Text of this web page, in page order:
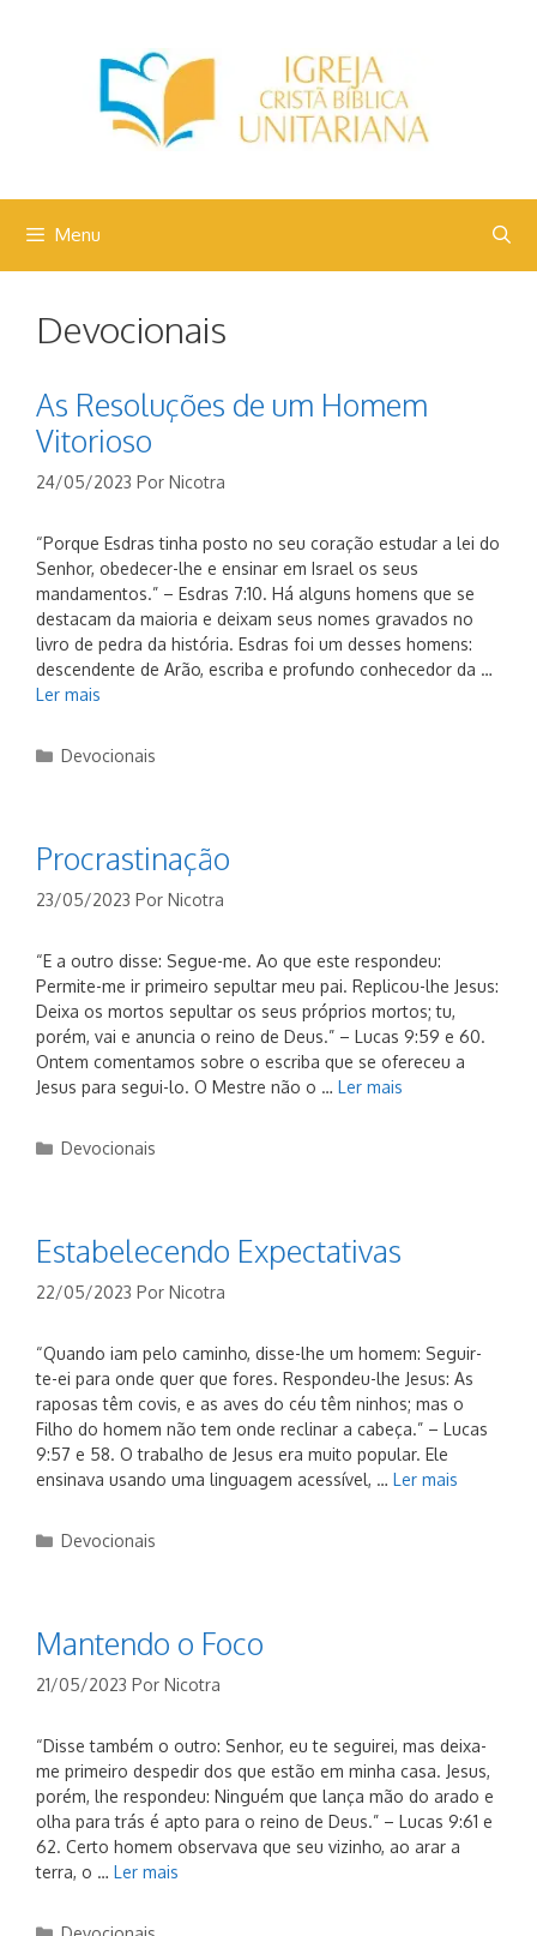
Menu
Devocionais
As Resoluções de um Homem
Vitorioso
24/05/2023 Por Nicotra
“Porque Esdras tinha posto no seu coração estudar a lei do
Senhor, obedecer-lhe e ensinar em Israel os seus
mandamentos.” – Esdras 7:10. Há alguns homens que se
destacam da maioria e deixam seus nomes gravados no
livro de pedra da história. Esdras foi um desses homens:
descendente de Arão, escriba e profundo conhecedor da …
Ler mais
Categorias
Devocionais
Procrastinação
23/05/2023 Por Nicotra
“E a outro disse: Segue-me. Ao que este respondeu:
Permite-me ir primeiro sepultar meu pai. Replicou-lhe Jesus:
Deixa os mortos sepultar os seus próprios mortos; tu,
porém, vai e anuncia o reino de Deus.” – Lucas 9:59 e 60.
Ontem comentamos sobre o escriba que se ofereceu a
Jesus para segui-lo. O Mestre não o … Ler mais
Categorias
Devocionais
Estabelecendo Expectativas
22/05/2023 Por Nicotra
“Quando iam pelo caminho, disse-lhe um homem: Seguir-
te-ei para onde quer que fores. Respondeu-lhe Jesus: As
raposas têm covis, e as aves do céu têm ninhos; mas o
Filho do homem não tem onde reclinar a cabeça.” – Lucas
9:57 e 58. O trabalho de Jesus era muito popular. Ele
ensinava usando uma linguagem acessível, … Ler mais
Categorias
Devocionais
Mantendo o Foco
21/05/2023 Por Nicotra
“Disse também o outro: Senhor, eu te seguirei, mas deixa-
me primeiro despedir dos que estão em minha casa. Jesus,
porém, lhe respondeu: Ninguém que lança mão do arado e
olha para trás é apto para o reino de Deus.” – Lucas 9:61 e
62. Certo homem observava que seu vizinho, ao arar a
terra, o … Ler mais
Categorias